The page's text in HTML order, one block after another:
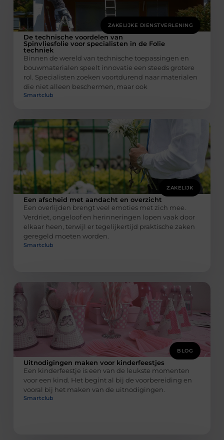
ZAKELIJKE DIENSTVERLENING
De technische voordelen van
Spinvliesfolie voor specialisten in de Folie
techniek
Binnen de wereld van technische toepassingen en
bouwmaterialen speelt innovatie een steeds grotere
rol. Specialisten zoeken voortdurend naar materialen
die niet alleen beschermen, maar ook
Smartclub
ZAKELIJK
Een afscheid met aandacht en overzicht
Een overlijden brengt veel emoties met zich mee.
Verdriet, ongeloof en herinneringen lopen vaak door
elkaar heen, terwijl er tegelijkertijd praktische zaken
geregeld moeten worden.
Smartclub
BLOG
Uitnodigingen maken voor kinderfeestjes
Een kinderfeestje is een van de leukste momenten
voor een kind. Het begint al bij de voorbereiding en
vooral bij het maken van de uitnodigingen.
Smartclub